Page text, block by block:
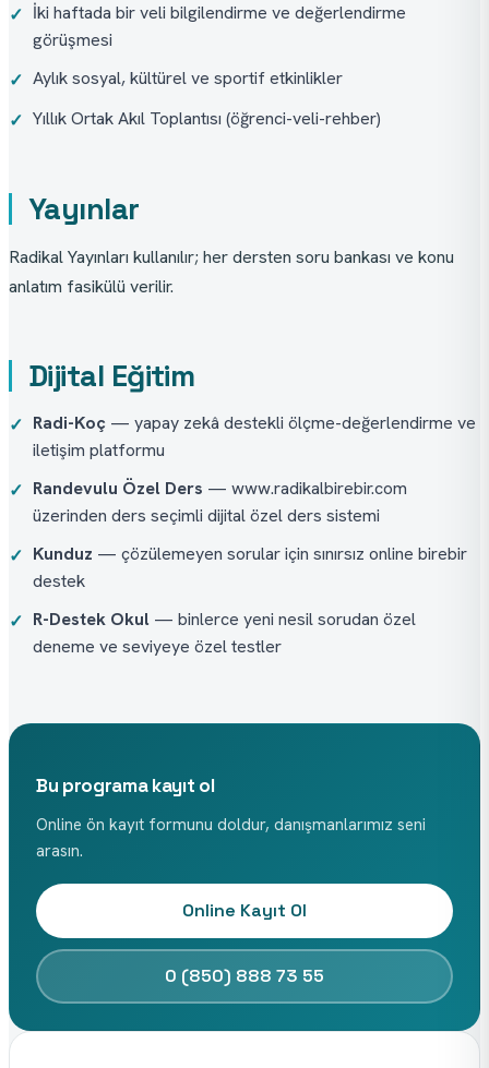
✓ İki haftada bir veli bilgilendirme ve değerlendirme
görüşmesi
✓ Aylık sosyal, kültürel ve sportif etkinlikler
✓ Yıllık Ortak Akıl Toplantısı (öğrenci-veli-rehber)
Yayınlar
Radikal Yayınları kullanılır; her dersten soru bankası ve konu
anlatım fasikülü verilir.
Dijital Eğitim
✓ Radi-Koç — yapay zekâ destekli ölçme-değerlendirme ve
iletişim platformu
✓ Randevulu Özel Ders — www.radikalbirebir.com
üzerinden ders seçimli dijital özel ders sistemi
✓ Kunduz — çözülemeyen sorular için sınırsız online birebir
destek
✓ R-Destek Okul — binlerce yeni nesil sorudan özel
deneme ve seviyeye özel testler
Bu programa kayıt ol
Online ön kayıt formunu doldur, danışmanlarımız seni
arasın.
Online Kayıt Ol
0 (850) 888 73 55